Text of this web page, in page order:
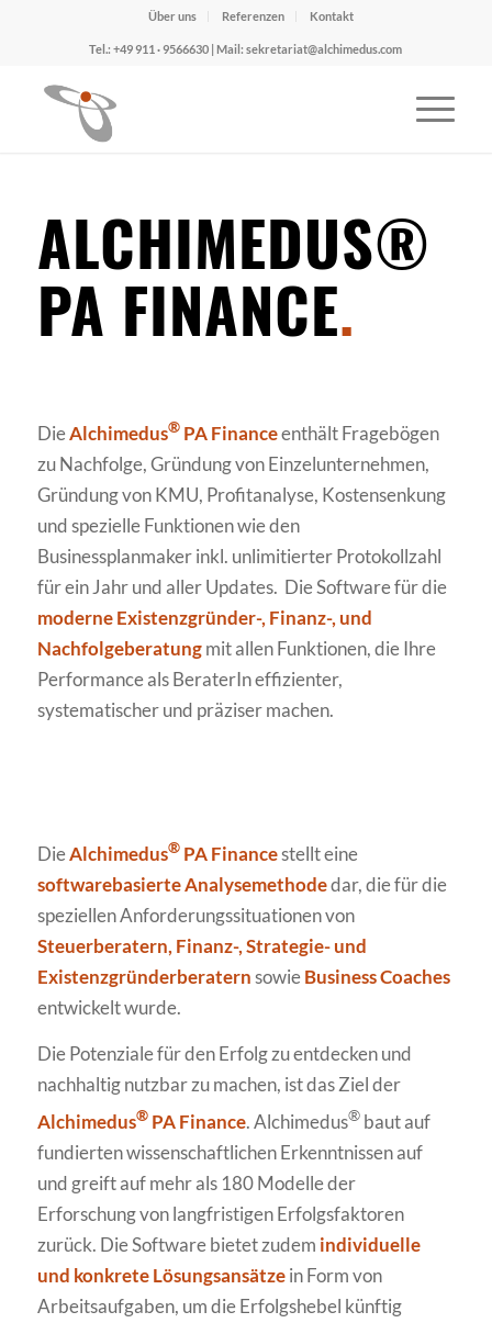
Über uns Referenzen Kontakt
Tel.: +49 911 · 9566630 | Mail: sekretariat@alchimedus.com
ALCHIMEDUS®
PA FINANCE.
DieAlchimedus®PA Financeenthält Fragebögen
zu Nachfolge, Gründung von Einzelunternehmen,
Gründung von KMU, Profitanalyse, Kostensenkung
und spezielle Funktionen wie den
Businessplanmaker inkl. unlimitierter Protokollzahl
für ein Jahr und aller Updates. Die Software für die
moderne Existenzgründer-, Finanz-, und
Nachfolgeberatungmit allen Funktionen, die Ihre
Performance als BeraterIn effizienter,
systematischer und präziser machen.
DieAlchimedus®PA Financestellt eine
softwarebasierte Analysemethodedar, die für die
speziellen Anforderungssituationen von
Steuerberatern, Finanz-, Strategie- und
ExistenzgründerberaternsowieBusiness Coaches
entwickelt wurde.
Die Potenziale für den Erfolg zu entdecken und
nachhaltig nutzbar zu machen, ist das Ziel der
Alchimedus®PA Finance. Alchimedus®baut auf
fundierten wissenschaftlichen Erkenntnissen auf
und greift auf mehr als 180 Modelle der
Erforschung von langfristigen Erfolgsfaktoren
zurück. Die Software bietet zudem individuelle
und konkrete Lösungsansätzein Form von
Arbeitsaufgaben, um die Erfolgshebel künftig